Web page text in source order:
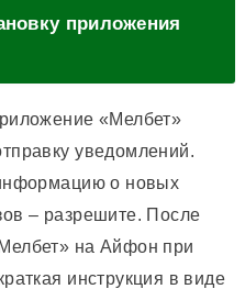
приложения
«Мелбет»
уведомлений.
о новых
– разрешите. После
на Айфон при
инструкция в виде